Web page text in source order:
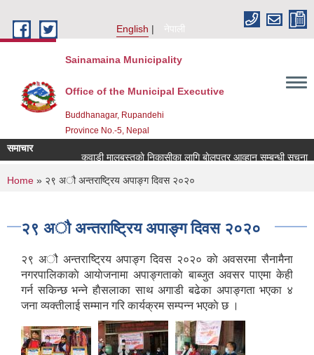
English
नेपाली
Sainamaina Municipality
Office of the Municipal Executive
Buddhanagar, Rupandehi
Province No.-5, Nepal
समाचार
कवाडी मालबस्तुकाे निकासीका लागि बाेलपत्र आव्हान सम्बन्धी सूचना ।
You are here
Home » २९ अौ अन्तराष्ट्रिय अपाङ्ग दिवस २०२०
२९ अौ अन्तराष्ट्रिय अपाङ्ग दिवस २०२०
२९ अौ अन्तराष्ट्रिय अपाङ्ग दिवस २०२० काे अवसरमा सैनामैना
नगरपालिकाकाे आयाेजनामा अपाङ्गताकाे बाब्जुत अवसर पाएमा केही
गर्न सकिन्छ भन्ने हाैसलाका साथ अगाडी बढेका अपाङ्गता भएका ४
जना व्यक्तीलाई सम्मान गरि कार्यक्रम सम्पन्न भएकाे छ ।